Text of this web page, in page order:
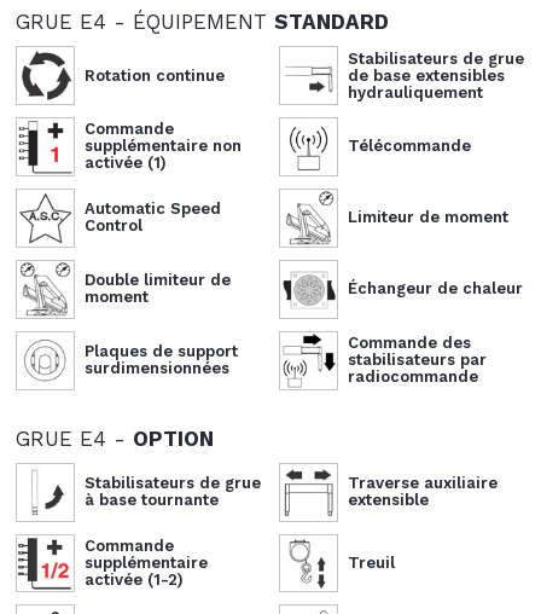
GRUE E4 - ÉQUIPEMENTSTANDARD
Rotation continue
Stabilisateurs de grue
de base extensibles
hydrauliquement
Commande
supplémentaire non
activée (1)
Télécommande
Automatic Speed
Control
Limiteur de moment
Double limiteur de
moment
Échangeur de chaleur
Plaques de support
surdimensionnées
Commande des
stabilisateurs par
radiocommande
GRUE E4 - OPTION
Stabilisateurs de grue
à base tournante
Traverse auxiliaire
extensible
Commande
supplémentaire
activée (1-2)
Treuil